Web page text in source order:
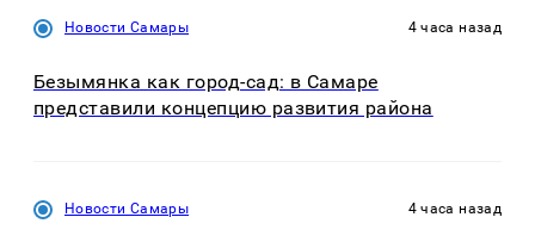
Новости Самары 4 часа назад
Безымянка как город-сад: в Самаре
представили концепцию развития района
Новости Самары 4 часа назад